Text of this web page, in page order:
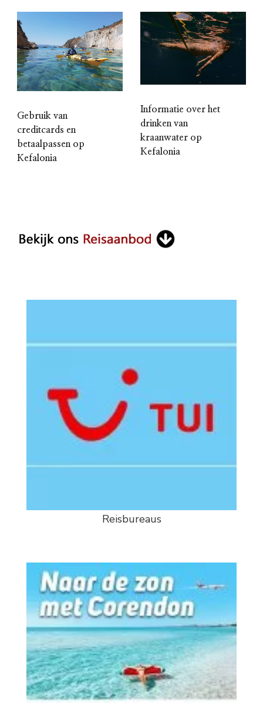
Gebruik van
creditcards en
betaalpassen op
Kefalonia
Informatie over het
drinken van
kraanwater op
Kefalonia
Reisbureaus